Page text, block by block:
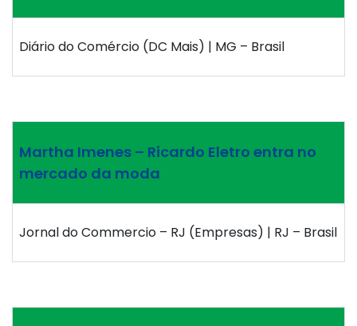
Diário do Comércio (DC Mais) | MG – Brasil
Martha Imenes – Ricardo Eletro entra no
mercado da moda
Jornal do Commercio – RJ (Empresas) | RJ – Brasil